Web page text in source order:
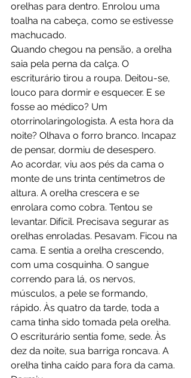
orelhas para dentro. Enrolou uma
toalha na cabeça, como se estivesse
machucado.
Quando chegou na pensão, a orelha
saia pela perna da calça. O
escriturário tirou a roupa. Deitou-se,
louco para dormir e esquecer. E se
fosse ao médico? Um
otorrinolaringologista. A esta hora da
noite? Olhava o forro branco. Incapaz
de pensar, dormiu de desespero.
Ao acordar, viu aos pés da cama o
monte de uns trinta centímetros de
altura. A orelha crescera e se
enrolara como cobra. Tentou se
levantar. Difícil. Precisava segurar as
orelhas enroladas. Pesavam. Ficou na
cama. E sentia a orelha crescendo,
com uma cosquinha. O sangue
correndo para lá, os nervos,
músculos, a pele se formando,
rápido. Às quatro da tarde, toda a
cama tinha sido tomada pela orelha.
O escriturário sentia fome, sede. Às
dez da noite, sua barriga roncava. A
orelha tinha caído para fora da cama.